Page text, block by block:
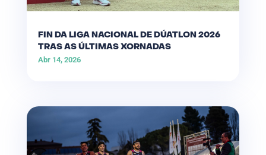
FIN DA LIGA NACIONAL DE DÚATLON 2026
TRAS AS ÚLTIMAS XORNADAS
Abr 14, 2026